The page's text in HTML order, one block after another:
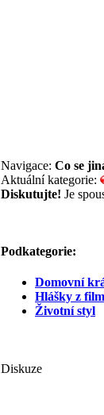
Navigace: Co se
Aktuální kategorie:
Diskutujte! Je
Podkategorie:
Domovní
Hlášky z
Životní styl
Diskuze